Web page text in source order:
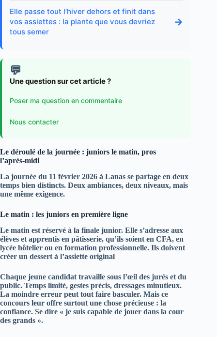
Elle passe tout l’hiver dehors et finit dans
vos assiettes : la plante que vous devriez
tous semer
→
💬
Une question sur cet article ?
Poser ma question en commentaire
Nous contacter
Le déroulé de la journée : juniors le matin, pros
l’après‑midi
La journée du 11 février 2026 à Lanas se partage en deux
temps bien distincts. Deux ambiances, deux niveaux, mais
une même exigence.
Le matin : les juniors en première ligne
Le matin est réservé à la finale junior. Elle s’adresse aux
élèves et apprentis en pâtisserie, qu’ils soient en CFA, en
lycée hôtelier ou en formation professionnelle. Ils doivent
créer un dessert à l’assiette original
Chaque jeune candidat travaille sous l’œil des jurés et du
public. Temps limité, gestes précis, dressages minutieux.
La moindre erreur peut tout faire basculer. Mais ce
concours leur offre surtout une chose précieuse : la
confiance. Se dire « je suis capable de jouer dans la cour
des grands ».